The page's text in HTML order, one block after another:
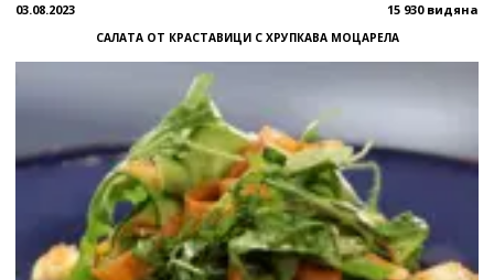
03.08.2023 15 930 видяна
САЛАТА ОТ КРАСТАВИЦИ С ХРУПКАВА МОЦАРЕЛА